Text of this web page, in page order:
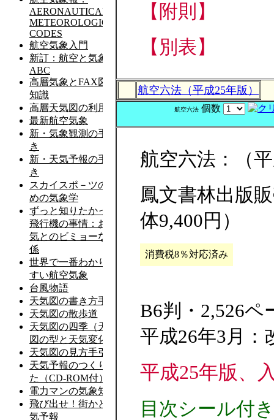
【附則】
【別表】
航空六法（平成25年版）
航空六法 個数
航空六法：（
鳳文書林出版
体9,400円）
消費税8％対応済み
B6判・2,526ペ
平成26年3月：
平成25年版、
目次シール付き